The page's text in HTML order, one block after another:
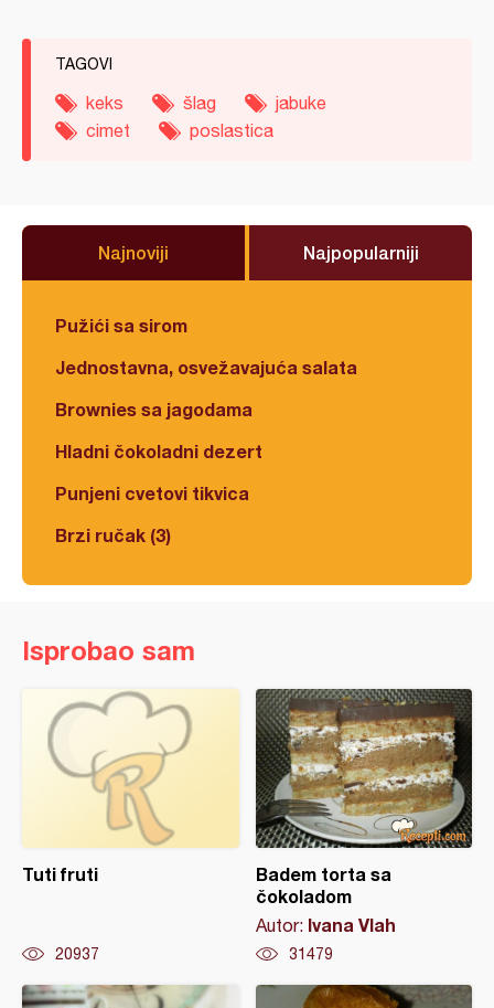
TAGOVI
keks šlag
jabuke
cimet
poslastica
Najnoviji Najpopularniji
Pužići sa sirom
Jednostavna, osvežavajuća salata
Brownies sa jagodama
Hladni čokoladni dezert
Punjeni cvetovi tikvica
Brzi ručak (3)
Isprobao sam
Tuti fruti
20937
Badem torta sa
čokoladom
Autor: Ivana Vlah
31479